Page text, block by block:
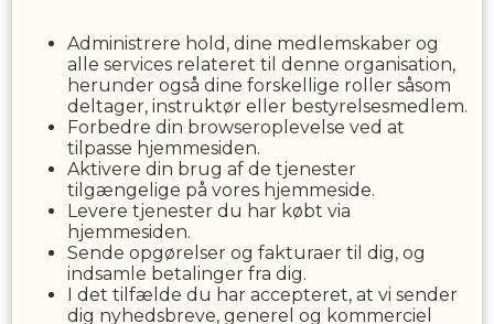
Administrere hold, dine medlemskaber og
alle services relateret til denne organisation,
herunder også dine forskellige roller såsom
deltager, instruktør eller bestyrelsesmedlem.
Forbedre din browseroplevelse ved at
tilpasse hjemmesiden.
Aktivere din brug af de tjenester
tilgængelige på vores hjemmeside.
Levere tjenester du har købt via
hjemmesiden.
Sende opgørelser og fakturaer til dig, og
indsamle betalinger fra dig.
I det tilfælde du har accepteret, at vi sender
dig nyhedsbreve, generel og kommerciel